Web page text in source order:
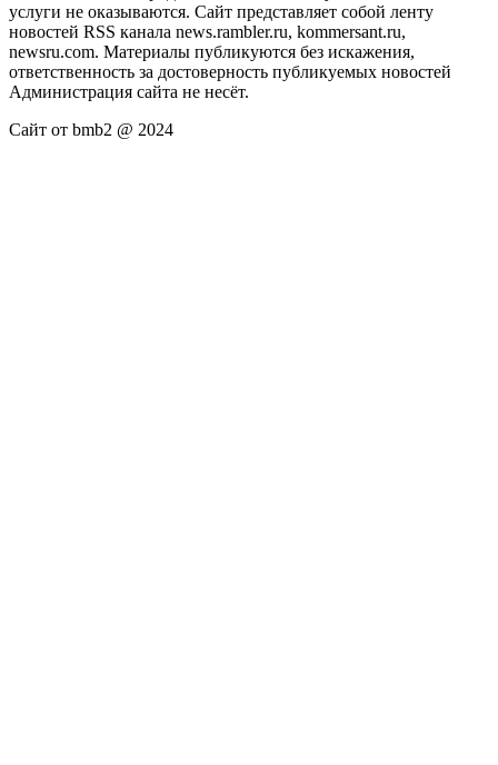
услуги не оказываются. Сайт представляет собой ленту
новостей RSS канала news.rambler.ru, kommersant.ru,
newsru.com. Материалы публикуются без искажения,
ответственность за достоверность публикуемых новостей
Администрация сайта не несёт.
Сайт от bmb2 @ 2024